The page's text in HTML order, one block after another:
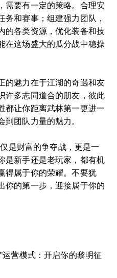
需要有一定的策略。合理安
务和赛事；组建强力团队，
的各类资源，优化装备和技
在这场盛大的瓜分战中稳操
的魅力在于江湖的奇遇和友
许多志同道合的朋友，彼此
都让你距离武林第一更进一
到团队力量的魅力。
是财富的争夺战，更是一
是新手还是老玩家，都有机
得属于你的荣耀。不要犹
你的第一步，迎接属于你的
运营模式：开启你的黎明征